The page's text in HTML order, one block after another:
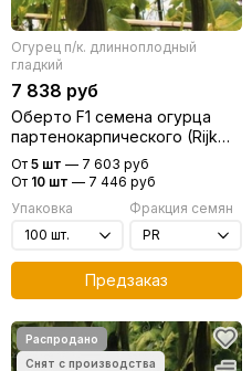
Огурец п/к. длинноплодный
гладкий
7 838 руб
Оберто F1 семена огурца
партенокарпического (Rijk
Zwaan / Райк Цваан)
От 5 шт — 7 603 руб
От 10 шт — 7 446 руб
Упаковка
Фракция семян
Предзаказ